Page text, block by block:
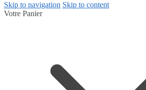
Skip to navigation Skip to content
Votre Panier